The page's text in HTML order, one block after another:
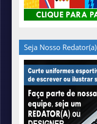
Seja Nosso Redator(a)